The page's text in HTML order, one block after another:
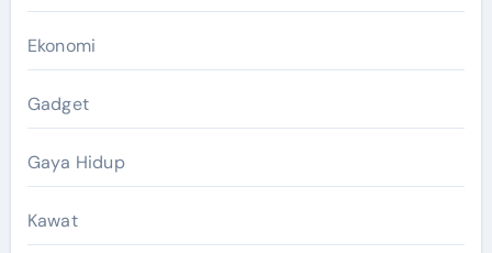
Ekonomi
Gadget
Gaya Hidup
Kawat